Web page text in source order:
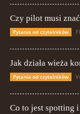
Czy pilot musi
Pytania od czytelników
Jak działa wieża
Pytania od czytelników
Co to jest spotting